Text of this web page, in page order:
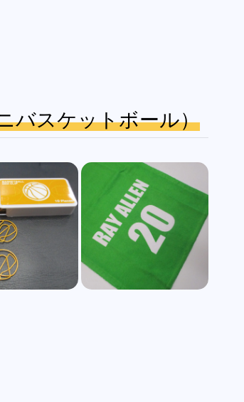
バスケットボール）